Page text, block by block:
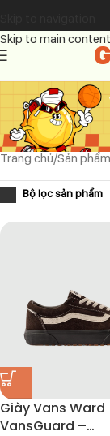
Skip to main content
Trang chủ Sản
Giày Vans Ward
VansGuard –